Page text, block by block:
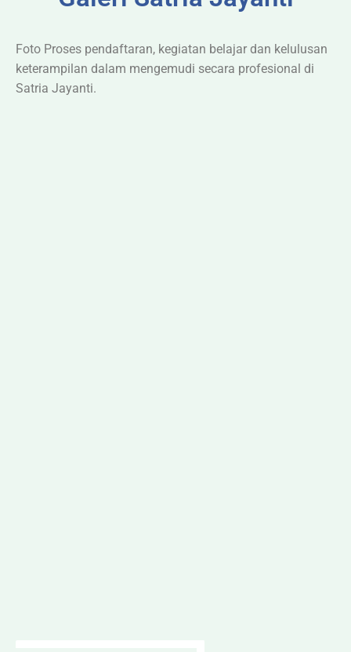
Foto Proses pendaftaran, kegiatan belajar dan kelulusan
keterampilan dalam mengemudi secara profesional di
Satria Jayanti.